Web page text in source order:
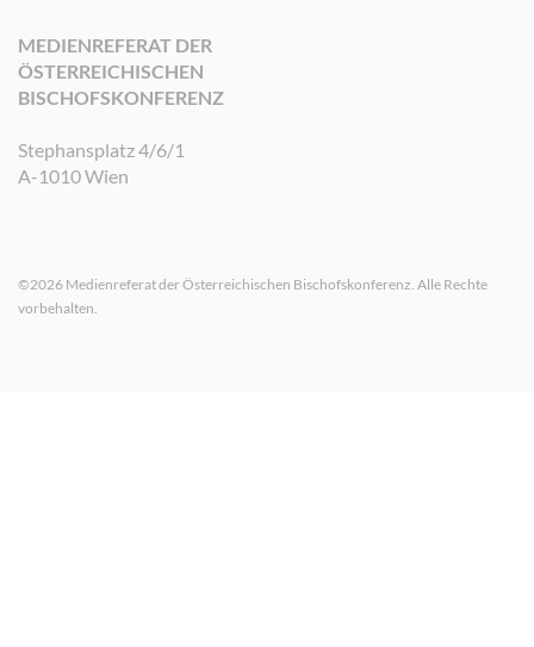
MEDIENREFERAT DER
ÖSTERREICHISCHEN
BISCHOFSKONFERENZ
Stephansplatz 4/6/1
A-1010 Wien
©2026 Medienreferat der Österreichischen Bischofskonferenz. Alle Rechte
vorbehalten.